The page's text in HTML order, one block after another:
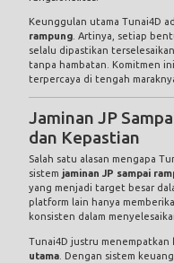
Keunggulan utama Tunai4D
rampung. Artinya, setiap
selalu dipastikan
tanpa hambatan. Komitmen
terpercaya di tengah
Jaminan JP
dan Kepastian
Salah satu alasan mengapa
sistem jaminan JP sampai
yang menjadi target besar
platform lain hanya
konsisten dalam
Tunai4D justru menempatkan
utama . Dengan sistem